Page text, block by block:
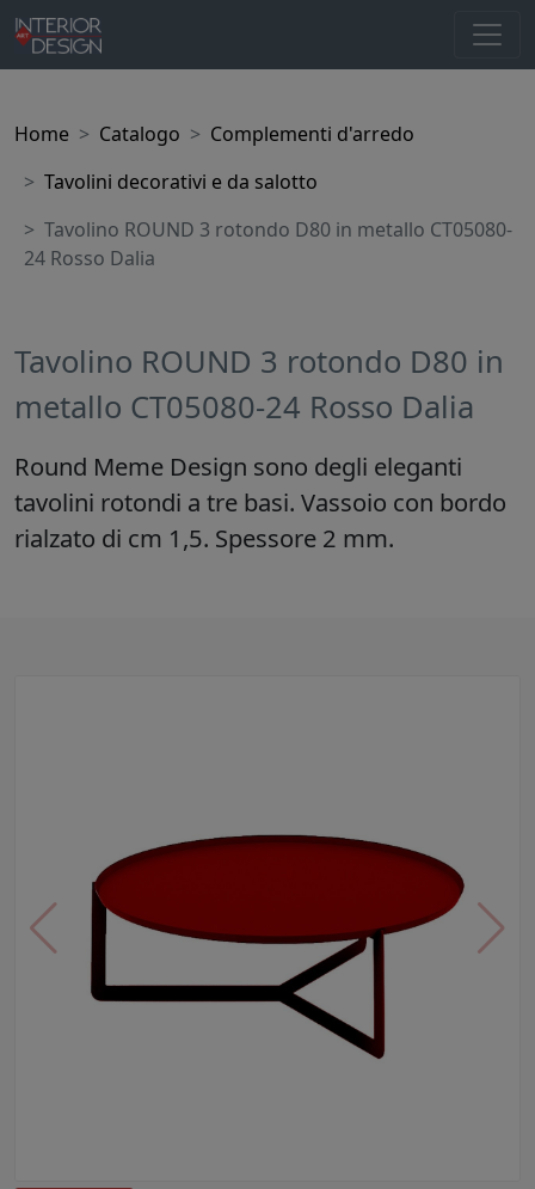
Home Catalogo
Complementi d'arredo
Tavolini decorativi e da salotto
Tavolino ROUND 3 rotondo D80 in metallo CT05080-
24 Rosso Dalia
Tavolino ROUND 3 rotondo D80 in
metallo CT05080-24 Rosso Dalia
Round Meme Design sono degli eleganti
tavolini rotondi a tre basi. Vassoio con bordo
rialzato di cm 1,5. Spessore 2 mm.